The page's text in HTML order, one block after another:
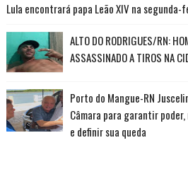
Lula encontrará papa Leão XIV na
ALTO DO RODRIGUES/RN:
ASSASSINADO A TIROS NA
Porto do Mangue-RN
Câmara para garantir
e definir sua queda